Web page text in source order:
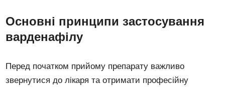
Основні принципи застосування
варденафілу
Перед початком прийому препарату важливо
звернутися до лікаря та отримати професійну